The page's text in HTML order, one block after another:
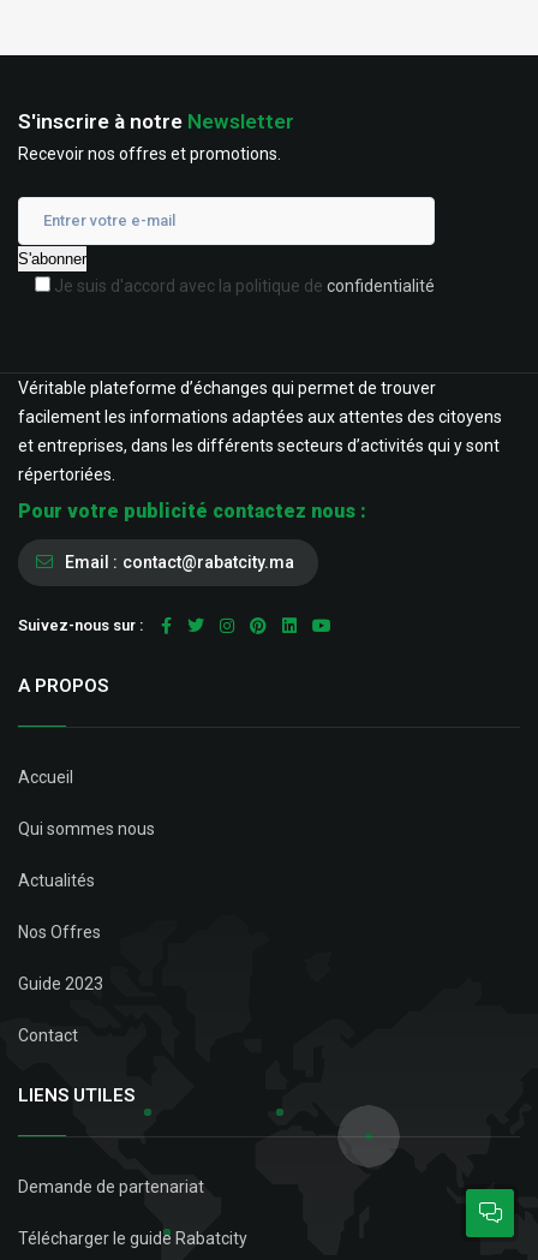
S'inscrire à notre Newsletter
Recevoir nos offres et promotions.
Je suis d'accord avec la politique de confidentialité
Véritable plateforme d’échanges qui permet de trouver
facilement les informations adaptées aux attentes des citoyens
et entreprises, dans les différents secteurs d’activités qui y sont
répertoriées.
Pour votre publicité contactez nous :
Email : contact@rabatcity.ma
Suivez-nous sur :
A PROPOS
Accueil
Qui sommes nous
Actualités
Nos Offres
Guide 2023
Contact
LIENS UTILES
Demande de partenariat
Télécharger le guide Rabatcity